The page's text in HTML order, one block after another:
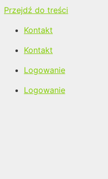
Przejdź do treści
Kontakt
Kontakt
Logowanie
Logowanie